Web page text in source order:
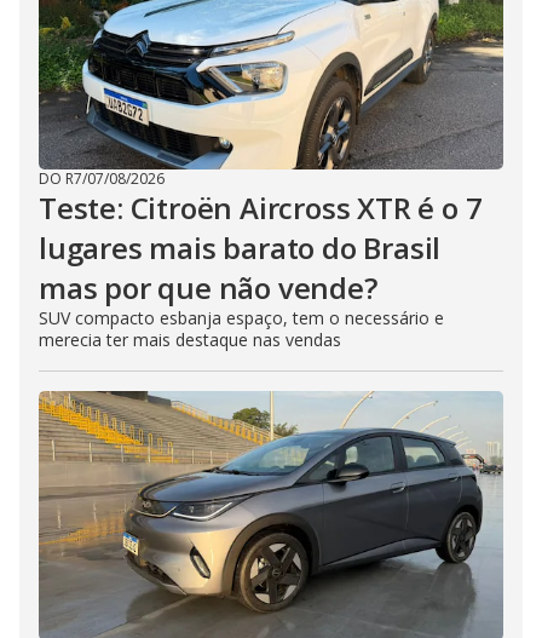
DO R7/07/08/2026
Teste: Citroën Aircross XTR é o 7
lugares mais barato do Brasil
mas por que não vende?
SUV compacto esbanja espaço, tem o necessário e
merecia ter mais destaque nas vendas